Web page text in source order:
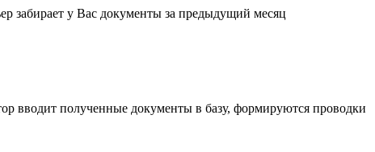
забирает у Вас документы за предыдущий месяц
вводит полученные документы в базу, формируются проводки